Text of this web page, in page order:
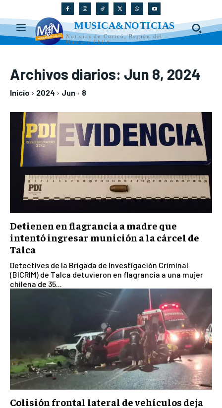
MUSICA&NOTICIAS
Noticias de Curicó, Región del
Maule y Chile
Archivos diarios: Jun 8, 2024
Inicio 2024 Jun 8
Detienen en flagrancia a madre que
intentó ingresar munición a la cárcel de
Talca
Detectives de la Brigada de Investigación Criminal
(BICRIM) de Talca detuvieron en flagrancia a una mujer
chilena de 35...
Colisión frontal lateral de vehículos deja